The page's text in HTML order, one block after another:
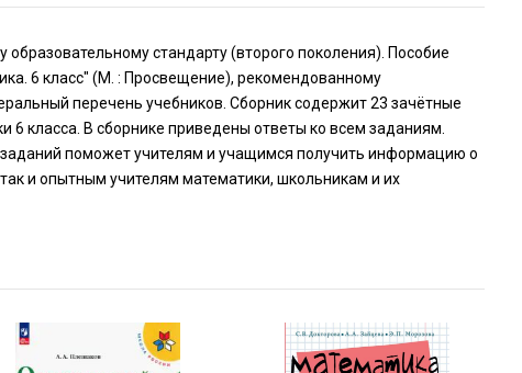
стандарту (второго поколения). Пособие
6 класс" (М. : Просвещение), рекомендованному
перечень учебников. Сборник содержит 23 зачётные
6 класса. В сборнике приведены ответы ко всем заданиям.
поможет учителям и учащимся получить информацию о
и опытным учителям математики, школьникам и их